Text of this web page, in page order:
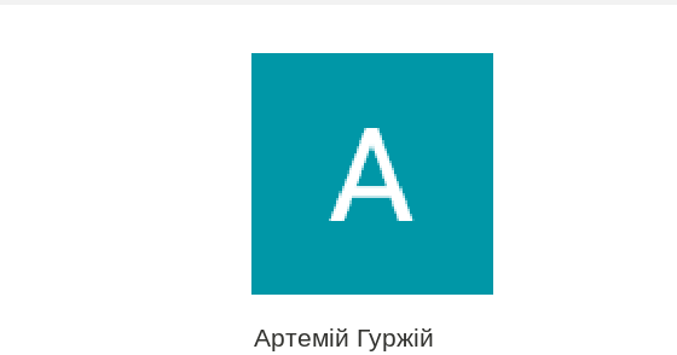
Артемій Гуржій